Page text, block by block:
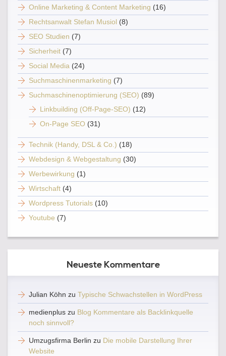
Online Marketing & Content Marketing (16)
Rechtsanwalt Stefan Musiol (8)
SEO Studien (7)
Sicherheit (7)
Social Media (24)
Suchmaschinenmarketing (7)
Suchmaschinenoptimierung (SEO) (89)
Linkbuilding (Off-Page-SEO) (12)
On-Page SEO (31)
Technik (Handy, DSL & Co.) (18)
Webdesign & Webgestaltung (30)
Werbewirkung (1)
Wirtschaft (4)
Wordpress Tutorials (10)
Youtube (7)
Neueste Kommentare
Julian Köhn zu Typische Schwachstellen in WordPress
medienplus zu Blog Kommentare als Backlinkquelle
noch sinnvoll?
Umzugsfirma Berlin zu Die mobile Darstellung Ihrer
Website